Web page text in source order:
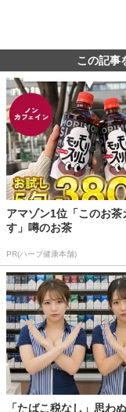
この記事
アマゾン1位「このお茶
す」噂のお茶
PR(ハーブ健康本舗)
「たばこ税なし」思わ